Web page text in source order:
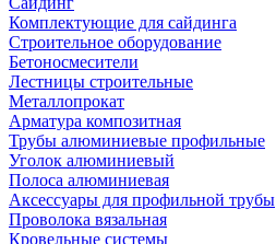
Комплектующие для сайдинга
Строительное оборудование
Бетоносмесители
Лестницы строительные
Металлопрокат
Арматура композитная
Трубы алюминиевые профильные
Уголок алюминиевый
Полоса алюминиевая
Аксессуары для профильной трубы
Проволока вязальная
Кровельные системы